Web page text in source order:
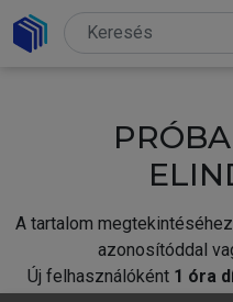
A tartalom
azonosítóddal
Új felhasználóként 1 óra